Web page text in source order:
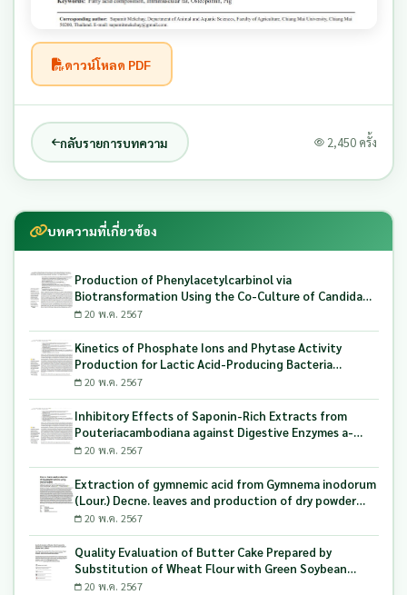
ดาวน์โหลด PDF
กลับรายการบทความ 2,450 ครั้ง
บทความที่เกี่ยวข้อง
Production of Phenylacetylcarbinol via
Biotransformation Using the Co-Culture of Candida
tropicalis TISTR 5306 and Saccharomyces cerevisiae
TISTR 5606 as the Biocatalyst
20 พ.ค. 2567
Kinetics of Phosphate Ions and Phytase Activity
Production for Lactic Acid-Producing Bacteria
Utilizing Milling and Whitening Stages Rice Bran as
Biopolymer Substrates
20 พ.ค. 2567
Inhibitory Effects of Saponin-Rich Extracts from
Pouteriacambodiana against Digestive Enzymes a-
Glucosidase and Pancreatic Lipase
20 พ.ค. 2567
Extraction of gymnemic acid from Gymnema inodorum
(Lour.) Decne. leaves and production of dry powder
extract using maltodextrin
20 พ.ค. 2567
Quality Evaluation of Butter Cake Prepared by
Substitution of Wheat Flour with Green Soybean
(Glycine Max L.) Okara
20 พ.ค. 2567